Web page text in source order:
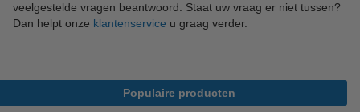
veelgestelde vragen beantwoord. Staat uw vraag er niet tussen?
Dan helpt onze klantenservice u graag verder.
Populaire producten